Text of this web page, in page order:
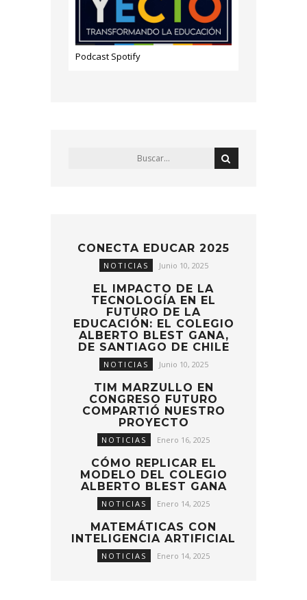
Podcast Spotify
CONECTA EDUCAR 2025
NOTICIAS Junio 10, 2025
EL IMPACTO DE LA
TECNOLOGÍA EN EL
FUTURO DE LA
EDUCACIÓN: EL COLEGIO
ALBERTO BLEST GANA,
DE SANTIAGO DE CHILE
NOTICIAS Junio 10, 2025
TIM MARZULLO EN
CONGRESO FUTURO
COMPARTIÓ NUESTRO
PROYECTO
NOTICIAS Enero 16, 2025
CÓMO REPLICAR EL
MODELO DEL COLEGIO
ALBERTO BLEST GANA
NOTICIAS Enero 14, 2025
MATEMÁTICAS CON
INTELIGENCIA ARTIFICIAL
NOTICIAS Enero 14, 2025